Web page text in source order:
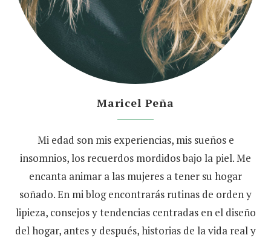
Maricel Peña
Mi edad son mis experiencias, mis sueños e
insomnios, los recuerdos mordidos bajo la piel. Me
encanta animar a las mujeres a tener su hogar
soñado. En mi blog encontrarás rutinas de orden y
lipieza, consejos y tendencias centradas en el diseño
del hogar, antes y después, historias de la vida real y